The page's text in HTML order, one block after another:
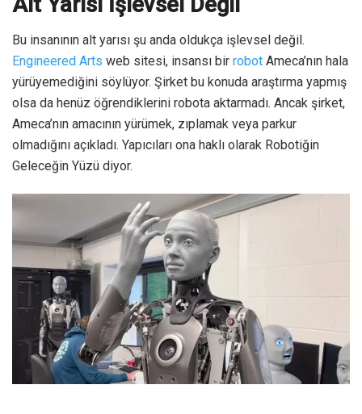
Bu insanının alt yarısı şu anda oldukça işlevsel değil.
Engineered Arts web sitesi, insansı bir robot Ameca’nın hala
yürüyemediğini söylüyor. Şirket bu konuda araştırma yapmış
olsa da henüz öğrendiklerini robota aktarmadı. Ancak şirket,
Ameca’nın amacının yürümek, zıplamak veya parkur
olmadığını açıkladı. Yapıcıları ona haklı olarak Robotiğin
Geleceğin Yüzü diyor.